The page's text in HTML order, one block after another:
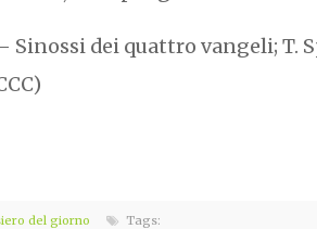
Sinossi dei quattro vangeli; T.
del giorno Tags: